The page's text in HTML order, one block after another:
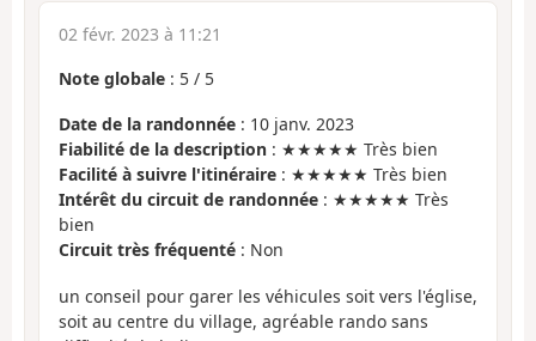
02 févr. 2023 à 11:21
Note globale : 5 / 5
Date de la randonnée : 10 janv. 2023
Fiabilité de la description : ★★★★★ Très bien
Facilité à suivre l'itinéraire : ★★★★★ Très bien
Intérêt du circuit de randonnée : ★★★★★ Très
bien
Circuit très fréquenté : Non
un conseil pour garer les véhicules soit vers l'église,
soit au centre du village, agréable rando sans